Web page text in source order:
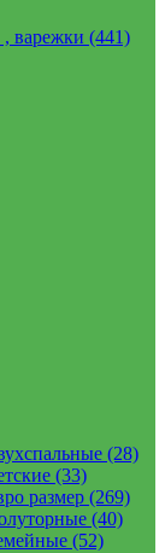
варежки (441)
(28)
(33)
размер (269)
(40)
(52)